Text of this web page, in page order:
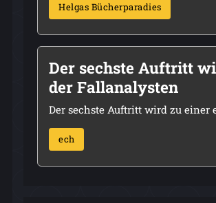
Helgas Bücherparadies
Der sechste Auftritt
der Fallanalysten
Der sechste Auftritt wird zu einer
ech